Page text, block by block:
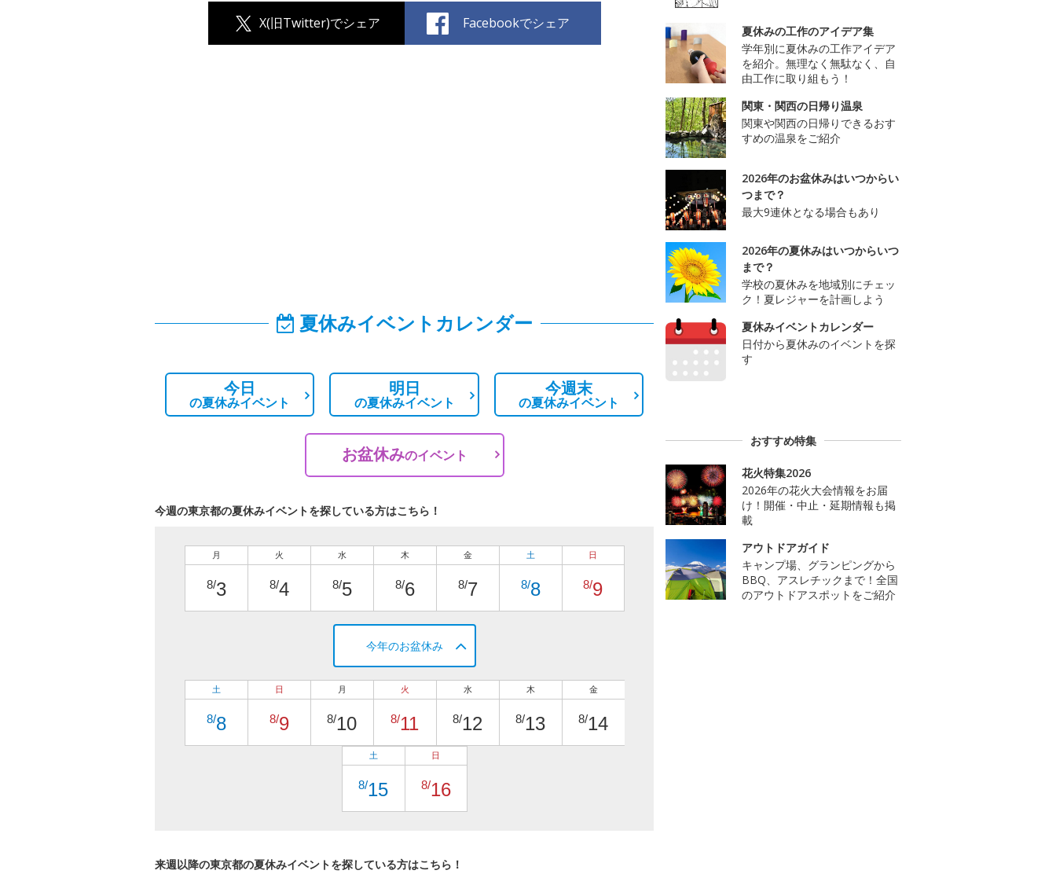
X(旧Twitter)でシェア Facebookでシェア
夏休みイベントカレンダー
今日
の夏休みイベント
明日
の夏休みイベント
今週末
の夏休みイベント
お盆休みのイベント
今週の東京都の夏休みイベントを探している方はこちら！
月
8/3
火
8/4
水
8/5
木
8/6
金
8/7
土
8/8
日
8/9
今年のお盆休み
土
8/8
日
8/9
月
8/10
火
8/11
水
8/12
木
8/13
金
8/14
土
8/15
日
8/16
来週以降の東京都の夏休みイベントを探している方はこちら！
夏休みの工作のアイデア集
学年別に夏休みの工作アイデア
を紹介。無理なく無駄なく、自
由工作に取り組もう！
関東・関西の日帰り温泉
関東や関西の日帰りできるおす
すめの温泉をご紹介
2026年のお盆休みはいつからい
つまで？
最大9連休となる場合もあり
2026年の夏休みはいつからいつ
まで？
学校の夏休みを地域別にチェッ
ク！夏レジャーを計画しよう
夏休みイベントカレンダー
日付から夏休みのイベントを探
す
おすすめ特集
花火特集2026
2026年の花火大会情報をお届
け！開催・中止・延期情報も掲
載
アウトドアガイド
キャンプ場、グランピングから
BBQ、アスレチックまで！全国
のアウトドアスポットをご紹介